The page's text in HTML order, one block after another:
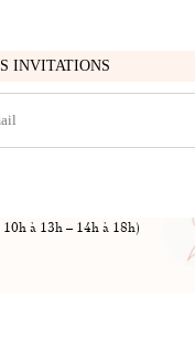
INVITATIONS
à 13h – 14h à 18h)